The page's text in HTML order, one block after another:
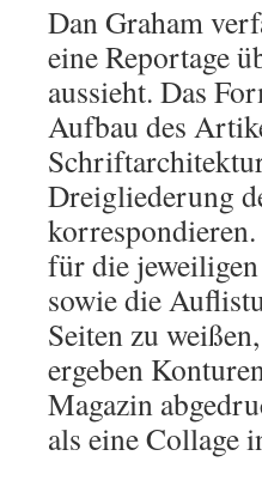
Dan Graham
eine Reportage
aussieht. Das
Aufbau des
Dreigliederung
für die
sowie die
Seiten zu
ergeben
Magazin
als eine Collage